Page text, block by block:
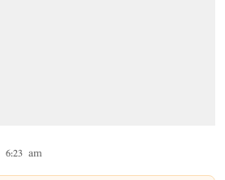
6:23 am